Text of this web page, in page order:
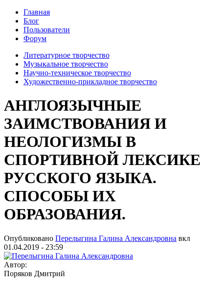
Главная
Блог
Пользователи
Форум
Литературное творчество
Музыкальное творчество
Научно-техническое творчество
Художественно-прикладное творчество
АНГЛОЯЗЫЧНЫЕ
ЗАИМСТВОВАНИЯ И
НЕОЛОГИЗМЫ В
СПОРТИВНОЙ ЛЕКСИКЕ
РУССКОГО ЯЗЫКА.
СПОСОБЫ ИХ
ОБРАЗОВАНИЯ.
Опубликовано Перелыгина Галина Александровна вкл
01.04.2019 - 23:59
Автор:
Поряков Дмитрий